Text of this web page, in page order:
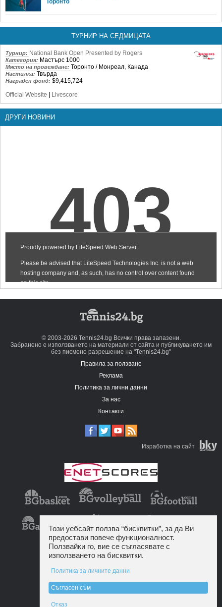
Торонто
ТУРНИР НА СЕДМИЦАТА
Турнир: National Bank Open Presented by Rogers
Категория: Мастърс 1000
Място на провеждане: Торонто / Монреал, Канада
Настилка: Твърда
Награден фонд: $9,415,724
Official Website | Livescore
ДРУГИ НОВИНИ
© 2003-2026 Tennis24.bg Всички права запазени.
Забранено е използването на материали от сайта и публикуването им
без писмено разрешение на "Tennis24.bg"
Правила за ползване
Реклама
Политика за лични данни
За нас
Контакти
Изработка на сайт
Този уебсайт ползва “бисквитки”, за да Ви
предостави повече функционалност.
Ползвайки го, вие се съгласявате с
използването на бисквитки.
Политика за личните данни
Съгласен съм
Отказ